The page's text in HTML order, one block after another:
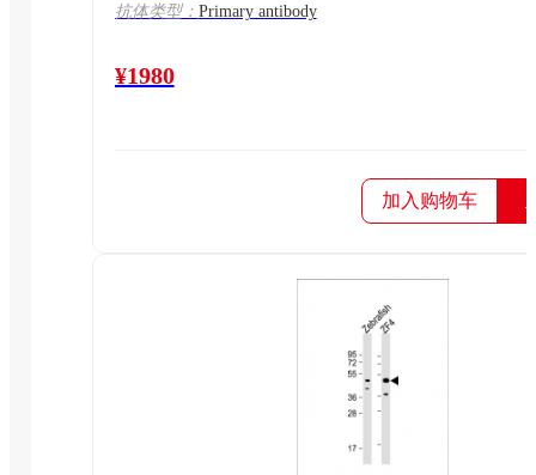
抗体类型： Primary antibody
¥1980
加入购物车